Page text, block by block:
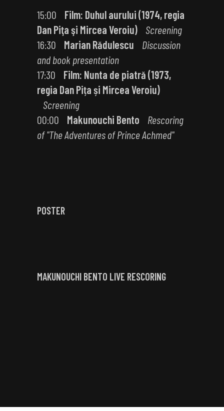
15:00
Film: Duhul aurului (1974, regia
Dan Piţa şi Mircea Veroiu)
Screening
16:30
Marian Rădulescu
Discussion
and book presentation
17:30
Film: Nunta de piatră (1973,
regia Dan Pița și Mircea Veroiu)
Screening
00:00
Makunouchi Bento
Rescoring
of "The Adventures of Prince Achmed"
POSTER
MAKUNOUCHI BENTO LIVE RESCORING